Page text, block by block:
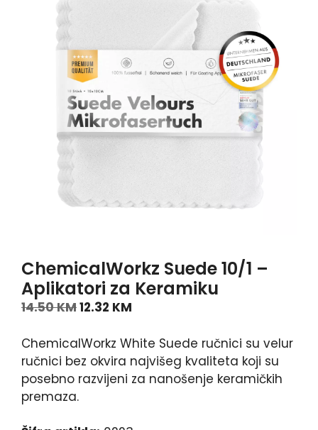
ChemicalWorkz Suede 10/1 –
Aplikatori za Keramiku
14.50KM12.32 KM
ChemicalWorkz White Suede ručnici su velur
ručnici bez okvira najvišeg kvaliteta koji su
posebno razvijeni za nanošenje keramičkih
premaza.